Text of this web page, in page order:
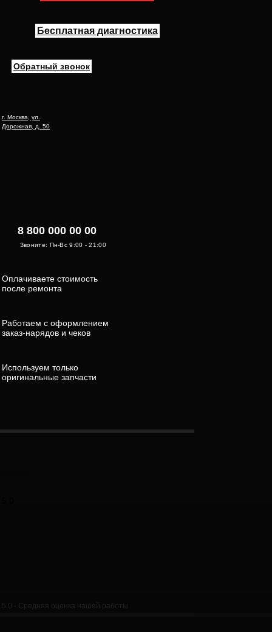
Бесплатная диагностика
Обратный звонок
г. Москва, ул.
Дорожная, д. 50
8 800 000 00 00
Звоните: Пн-Вс 9:00 - 21:00
Оплачиваете стоимость
после ремонта
Работаем с оформлением
заказ-нарядов и чеков
Используем только
оригинальные запчасти
5.0 - Средняя оценка нашей работы